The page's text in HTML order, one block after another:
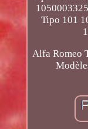
Tipo 101
Alfa Romeo